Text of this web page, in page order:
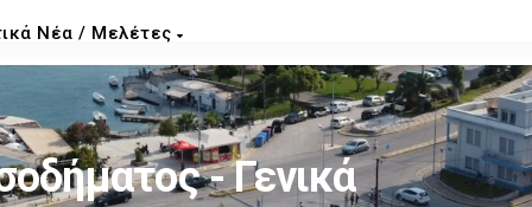
Νέα / Μελέτες
- Γενικά